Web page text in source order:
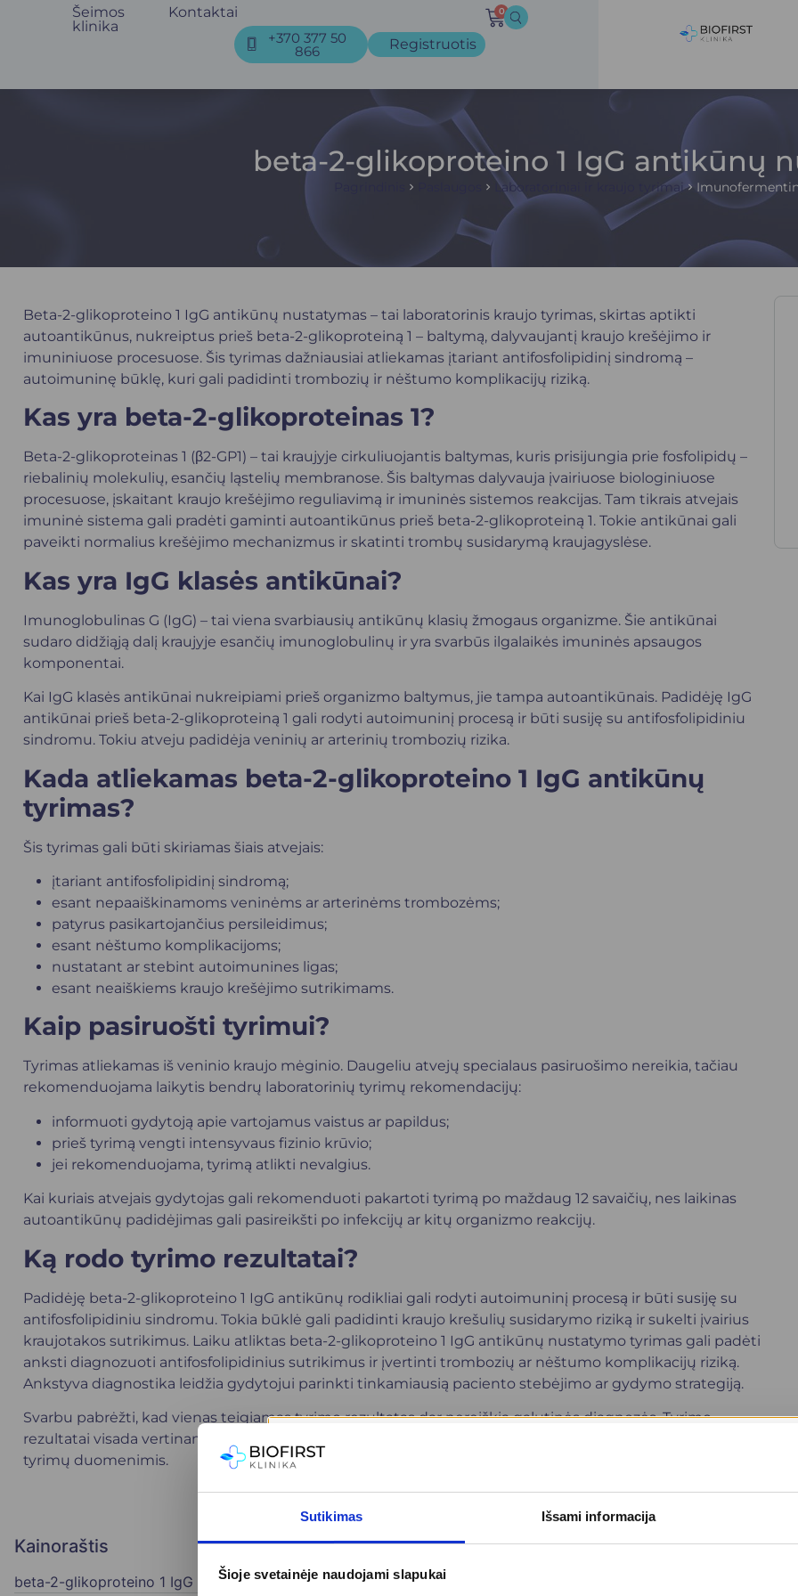
Sutikimas Išsami informacija
Šioje svetainėje naudojami slapukai
Šeimos
klinika
Kontaktai
+370 377 50
866 Registruotis
0
beta-2-glikoproteino 1 IgG antikūnų
Laboratoriniai ir kraujo tyrimai
Beta-2-glikoproteino 1 IgG antikūnų nustatymas – tai laboratorinis kraujo tyrimas, skirtas aptikti
autoantikūnus, nukreiptus prieš beta-2-glikoproteiną 1 – baltymą, dalyvaujantį kraujo krešėjimo ir
imuniniuose procesuose. Šis tyrimas dažniausiai atliekamas įtariant antifosfolipidinį sindromą –
autoimuninę būklę, kuri gali padidinti trombozių ir nėštumo komplikacijų riziką.
Kas yra beta-2-glikoproteinas 1?
Beta-2-glikoproteinas 1 (β2-GP1) – tai kraujyje cirkuliuojantis baltymas, kuris prisijungia prie fosfolipidų –
riebalinių molekulių, esančių ląstelių membranose. Šis baltymas dalyvauja įvairiuose biologiniuose
procesuose, įskaitant kraujo krešėjimo reguliavimą ir imuninės sistemos reakcijas. Tam tikrais atvejais
imuninė sistema gali pradėti gaminti autoantikūnus prieš beta-2-glikoproteiną 1. Tokie antikūnai gali
paveikti normalius krešėjimo mechanizmus ir skatinti trombų susidarymą kraujagyslėse.
Kas yra IgG klasės antikūnai?
Imunoglobulinas G (IgG) – tai viena svarbiausių antikūnų klasių žmogaus organizme. Šie antikūnai
sudaro didžiąją dalį kraujyje esančių imunoglobulinų ir yra svarbūs ilgalaikės imuninės apsaugos
komponentai.
Kai IgG klasės antikūnai nukreipiami prieš organizmo baltymus, jie tampa autoantikūnais. Padidėję IgG
antikūnai prieš beta-2-glikoproteiną 1 gali rodyti autoimuninį procesą ir būti susiję su antifosfolipidiniu
sindromu. Tokiu atveju padidėja veninių ar arterinių trombozių rizika.
Kada atliekamas beta-2-glikoproteino 1 IgG antikūnų
tyrimas?
Šis tyrimas gali būti skiriamas šiais atvejais:
įtariant antifosfolipidinį sindromą;
esant nepaaiškinamoms veninėms ar arterinėms trombozėms;
patyrus pasikartojančius persileidimus;
esant nėštumo komplikacijoms;
nustatant ar stebint autoimunines ligas;
esant neaiškiems kraujo krešėjimo sutrikimams.
Kaip pasiruošti tyrimui?
Tyrimas atliekamas iš veninio kraujo mėginio. Daugeliu atvejų specialaus pasiruošimo nereikia, tačiau
rekomenduojama laikytis bendrų laboratorinių tyrimų rekomendacijų:
informuoti gydytoją apie vartojamus vaistus ar papildus;
prieš tyrimą vengti intensyvaus fizinio krūvio;
jei rekomenduojama, tyrimą atlikti nevalgius.
Kai kuriais atvejais gydytojas gali rekomenduoti pakartoti tyrimą po maždaug 12 savaičių, nes laikinas
autoantikūnų padidėjimas gali pasireikšti po infekcijų ar kitų organizmo reakcijų.
Ką rodo tyrimo rezultatai?
Padidėję beta-2-glikoproteino 1 IgG antikūnų rodikliai gali rodyti autoimuninį procesą ir būti susiję su
antifosfolipidiniu sindromu. Tokia būklė gali padidinti kraujo krešulių susidarymo riziką ir sukelti įvairius
kraujotakos sutrikimus. Laiku atliktas beta-2-glikoproteino 1 IgG antikūnų nustatymo tyrimas gali padėti
anksti diagnozuoti antifosfolipidinius sutrikimus ir įvertinti trombozių ar nėštumo komplikacijų riziką.
Ankstyva diagnostika leidžia gydytojui parinkti tinkamiausią paciento stebėjimo ar gydymo strategiją.
Svarbu pabrėžti, kad vienas teigiamas tyrimo rezultatas dar nereiškia galutinės diagnozės. Tyrimo
rezultatai visada vertinami kartu su klinikiniais simptomais, paciento ligos istorija ir kitų laboratorinių
tyrimų duomenimis.
Kainoraštis
beta-2-glikoproteino 1 IgG antikūnų nustatymas 39 €